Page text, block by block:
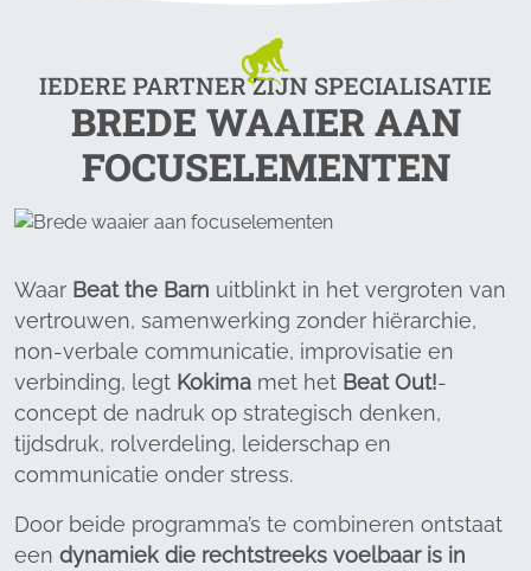
IEDERE PARTNER ZIJN SPECIALISATIE
BREDE WAAIER AAN
FOCUSELEMENTEN
Waar Beat the Barn uitblinkt in het vergroten van
vertrouwen, samenwerking zonder hiërarchie,
non-verbale communicatie, improvisatie en
verbinding, legt Kokima met het Beat Out!-
concept de nadruk op strategisch denken,
tijdsdruk, rolverdeling, leiderschap en
communicatie onder stress.
Door beide programma’s te combineren ontstaat
een dynamiek die rechtstreeks voelbaar is in